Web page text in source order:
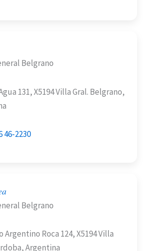
Belgrano
131, X5194 Villa Gral. Belgrano,
46-2230
Belgrano
Argentino Roca 124, X5194 Villa
Argentina